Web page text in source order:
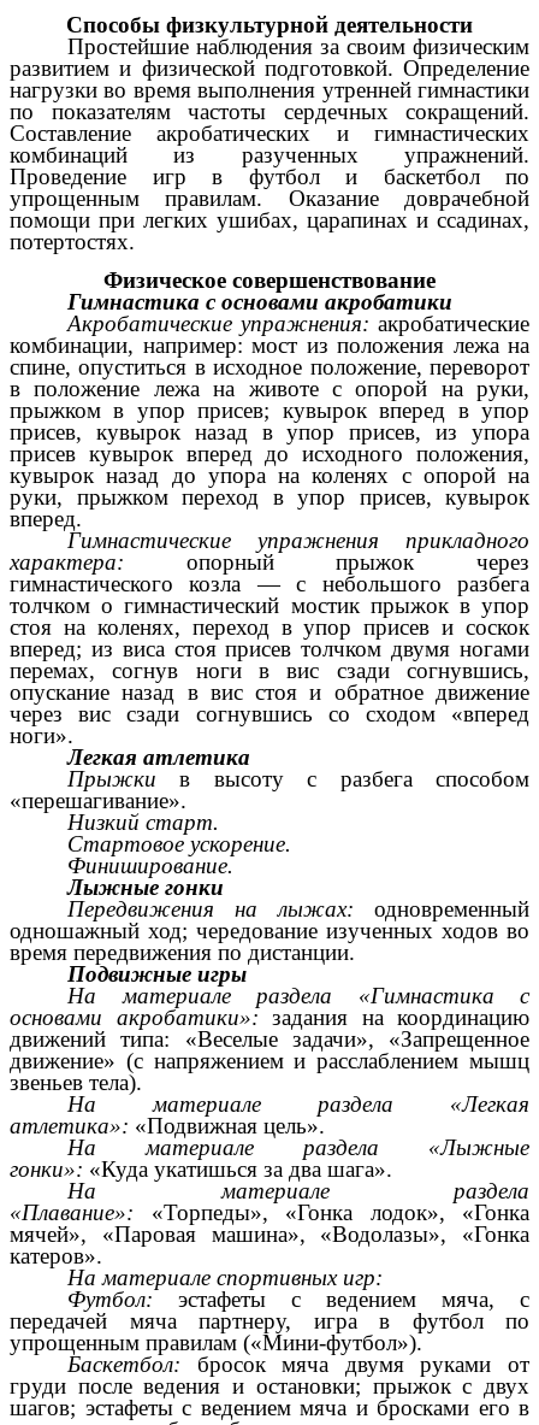
Способы физкультурной деятельности
Простейшие наблюдения за своим физическим
развитием и физической подготовкой. Определение
нагрузки во время выполнения утренней гимнастики
по показателям частоты сердечных сокращений.
Составление акробатических и гимнастических
комбинаций из разученных упражнений.
Проведение игр в футбол и баскетбол по
упрощенным правилам. Оказание доврачебной
помощи при легких ушибах, царапинах и ссадинах,
потертостях.
Физическое совершенствование
Гимнастика с основами акробатики
Акробатические упражнения: акробатические
комбинации, например: мост из положения лежа на
спине, опуститься в исходное положение, переворот
в положение лежа на животе с опорой на руки,
прыжком в упор присев; кувырок вперед в упор
присев, кувырок назад в упор присев, из упора
присев кувырок вперед до исходного положения,
кувырок назад до упора на коленях с опорой на
руки, прыжком переход в упор присев, кувырок
вперед.
Гимнастические упражнения прикладного
характера: опорный прыжок через
гимнастического козла — с небольшого разбега
толчком о гимнастический мостик прыжок в упор
стоя на коленях, переход в упор присев и соскок
вперед; из виса стоя присев толчком двумя ногами
перемах, согнув ноги в вис сзади согнувшись,
опускание назад в вис стоя и обратное движение
через вис сзади согнувшись со сходом «вперед
ноги».
Легкая атлетика
Прыжкив высоту с разбега способом
«перешагивание».
Низкий старт.
Стартовое ускорение.
Финиширование.
Лыжные гонки
Передвижения на лыжах: одновременный
одношажный ход; чередование изученных ходов во
время передвижения по дистанции.
Подвижные игры
На материале раздела «Гимнастика с
основами акробатики»: задания на координацию
движений типа: «Веселые задачи», «Запрещенное
движение» (с напряжением и расслаблением мышц
звеньев тела).
На материале раздела «Легкая
атлетика»: «Подвижная цель».
На материале раздела «Лыжные
гонки»: «Куда укатишься за два шага».
На материале раздела
«Плавание»: «Торпеды», «Гонка лодок», «Гонка
мячей», «Паровая машина», «Водолазы», «Гонка
катеров».
На материале спортивных игр:
Футбол: эстафеты с ведением мяча, с
передачей мяча партнеру, игра в футбол по
упрощенным правилам («Мини-футбол»).
Баскетбол: бросок мяча двумя руками от
груди после ведения и остановки; прыжок с двух
шагов; эстафеты с ведением мяча и бросками его в